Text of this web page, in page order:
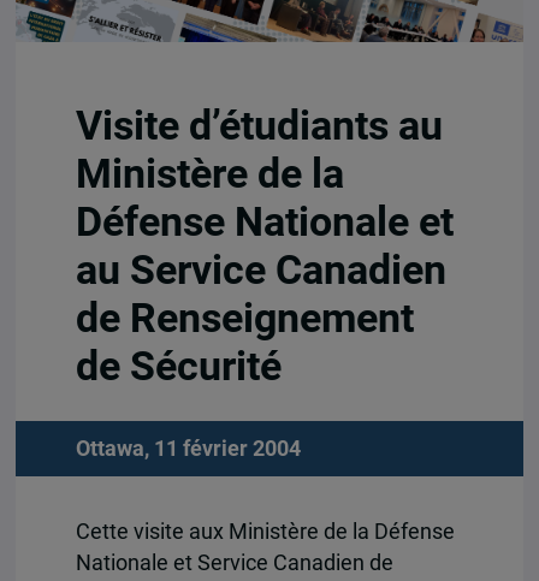
Visite d’étudiants au
Ministère de la
Défense Nationale et
au Service Canadien
de Renseignement
de Sécurité
Ottawa, 11 février 2004
Cette visite aux Ministère de la Défense
Nationale et Service Canadien de